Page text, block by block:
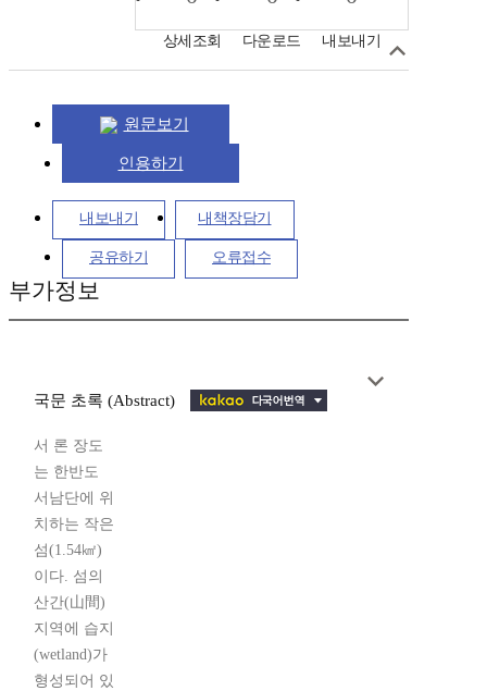
상세조회 다운로드 내보내기
원문보기
인용하기
내보내기 내책장담기
공유하기 오류접수
부가정보
국문 초록 (Abstract)
서 론 장도
는 한반도
서남단에 위
치하는 작은
섬(1.54㎢)
이다. 섬의
산간(山間)
지역에 습지
(wetland)가
형성되어 있